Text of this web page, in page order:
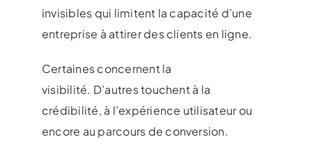
invisibles qui limitent la capacité d’une
entreprise à attirer des clients en ligne.
Certaines concernent la
visibilité. D’autres touchent à la
crédibilité, à l’expérience utilisateur ou
encore au parcours de conversion.